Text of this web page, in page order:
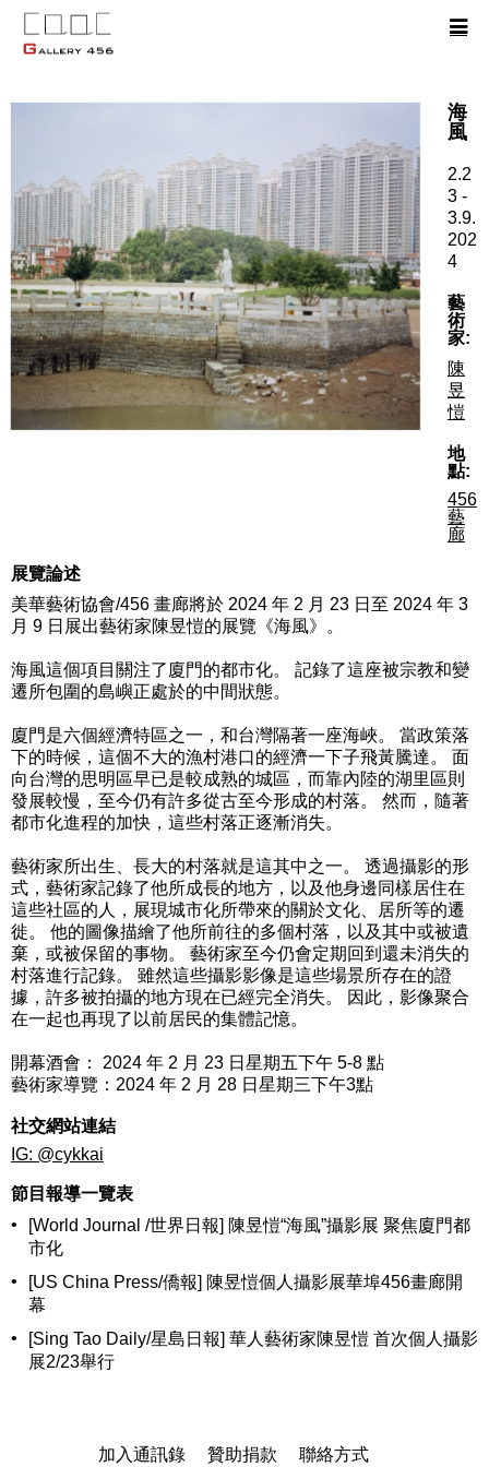
海
風
2.2
3 -
3.9.
202
4
藝
術
家:
陳
昱
愷
地
點:
456
藝
廊
展覽論述
美華藝術協會/456 畫廊將於 2024 年 2 月 23 日至 2024 年 3
月 9 日展出藝術家陳昱愷的展覽《海風》。
海風這個項目關注了廈門的都市化。 記錄了這座被宗教和變
遷所包圍的島嶼正處於的中間狀態。
廈門是六個經濟特區之一，和台灣隔著一座海峽。 當政策落
下的時候，這個不大的漁村港口的經濟一下子飛黃騰達。 面
向台灣的思明區早已是較成熟的城區，而靠內陸的湖里區則
發展較慢，至今仍有許多從古至今形成的村落。 然而，隨著
都市化進程的加快，這些村落正逐漸消失。
藝術家所出生、長大的村落就是這其中之一。 透過攝影的形
式，藝術家記錄了他所成長的地方，以及他身邊同樣居住在
這些社區的人，展現城市化所帶來的關於文化、居所等的遷
徙。 他的圖像描繪了他所前往的多個村落，以及其中或被遺
棄，或被保留的事物。 藝術家至今仍會定期回到還未消失的
村落進行記錄。 雖然這些攝影影像是這些場景所存在的證
據，許多被拍攝的地方現在已經完全消失。 因此，影像聚合
在一起也再現了以前居民的集體記憶。
開幕酒會： 2024 年 2 月 23 日星期五下午 5-8 點
藝術家導覽：2024 年 2 月 28 日星期三下午3點
社交網站連結
IG: @cykkai
節目報導一覽表
•
[World Journal /世界日報] 陳昱愷“海風”攝影展 聚焦廈門都
市化
•
[US China Press/僑報] 陳昱愷個人攝影展華埠456畫廊開
幕
•
[Sing Tao Daily/星島日報] 華人藝術家陳昱愷 首次個人攝影
展2/23舉行
加入通訊錄 贊助捐款 聯絡方式